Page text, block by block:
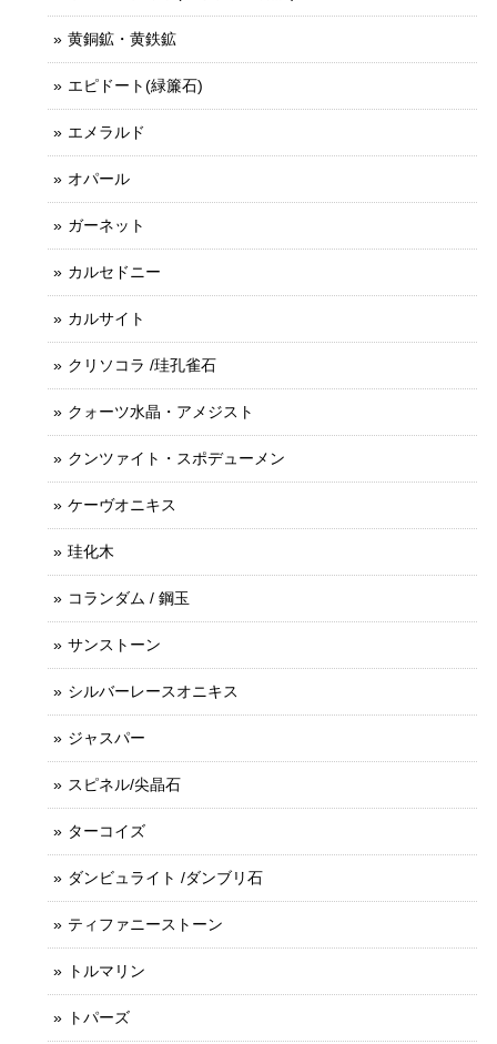
黄銅鉱・黄鉄鉱
エピドート(緑簾石)
エメラルド
オパール
ガーネット
カルセドニー
カルサイト
クリソコラ /珪孔雀石
クォーツ水晶・アメジスト
クンツァイト・スポデューメン
ケーヴオニキス
珪化木
コランダム / 鋼玉
サンストーン
シルバーレースオニキス
ジャスパー
スピネル/尖晶石
ターコイズ
ダンビュライト /ダンブリ石
ティファニーストーン
トルマリン
トパーズ